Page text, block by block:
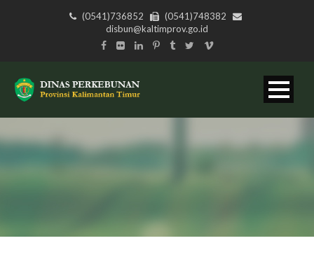
(0541)736852
(0541)748382
disbun@kaltimprov.go.id